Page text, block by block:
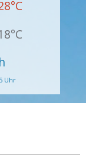
°C
°C
Uhr